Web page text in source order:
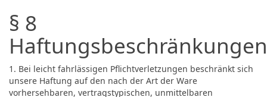
§ 8
Haftungsbeschränkungen
1. Bei leicht fahrlässigen Pflichtverletzungen beschränkt sich
unsere Haftung auf den nach der Art der Ware
vorhersehbaren, vertragstypischen, unmittelbaren